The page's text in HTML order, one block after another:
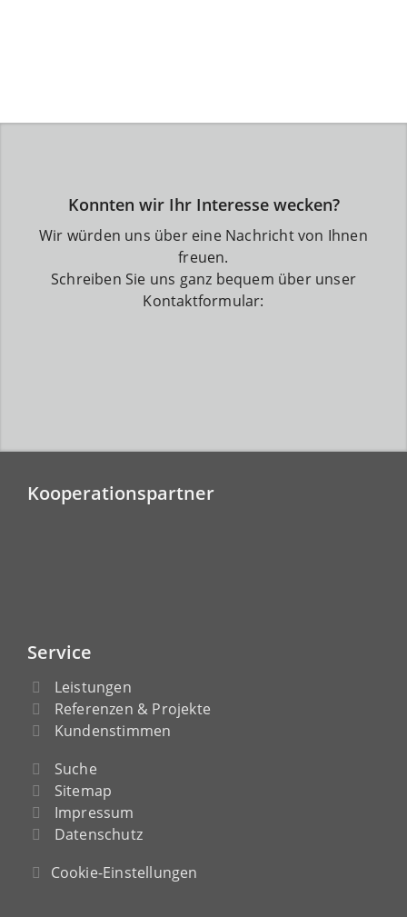
Konnten wir Ihr Interesse wecken?
Wir würden uns über eine Nachricht von Ihnen
freuen.
Schreiben Sie uns ganz bequem über unser
Kontaktformular:
Kooperationspartner
Service
Leistungen
Referenzen & Projekte
Kundenstimmen
Suche
Sitemap
Impressum
Datenschutz
Cookie-Einstellungen